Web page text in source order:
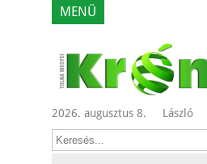
MENÜ
2026. augusztus 8. László